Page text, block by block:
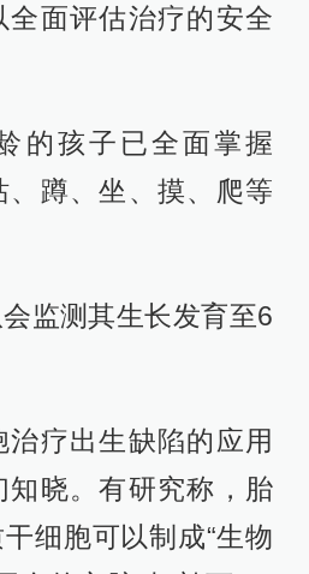
面评估治疗的安全
的孩子已全面掌握
、蹲、坐、摸、爬等
监测其生长发育至6
疗出生缺陷的应用
知晓。有研究称，胎
细胞可以制成“生物